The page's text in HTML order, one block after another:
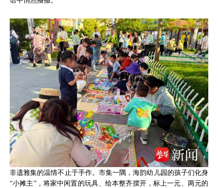
非遗雅集的温情不止于手作。市集一隅，海韵幼儿园的孩子们化身
“小摊主”，将家中闲置的玩具、绘本整齐摆开，标上一元、两元的